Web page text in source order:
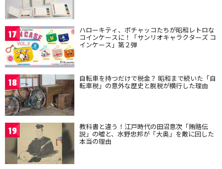
17 ハローキティ、ポチャッコたちが昭和レトロな
コインケースに！「サンリオキャラクターズ コ
インケース」第２弾
18 自転車を持つだけで税金？ 昭和まで続いた「自
転車税」の意外な歴史と脱税が横行した理由
19 教科書と違う！江戸時代の田沼意次「賄賂伝
説」の嘘と、水野忠邦が「大奥」を敵に回した
本当の理由